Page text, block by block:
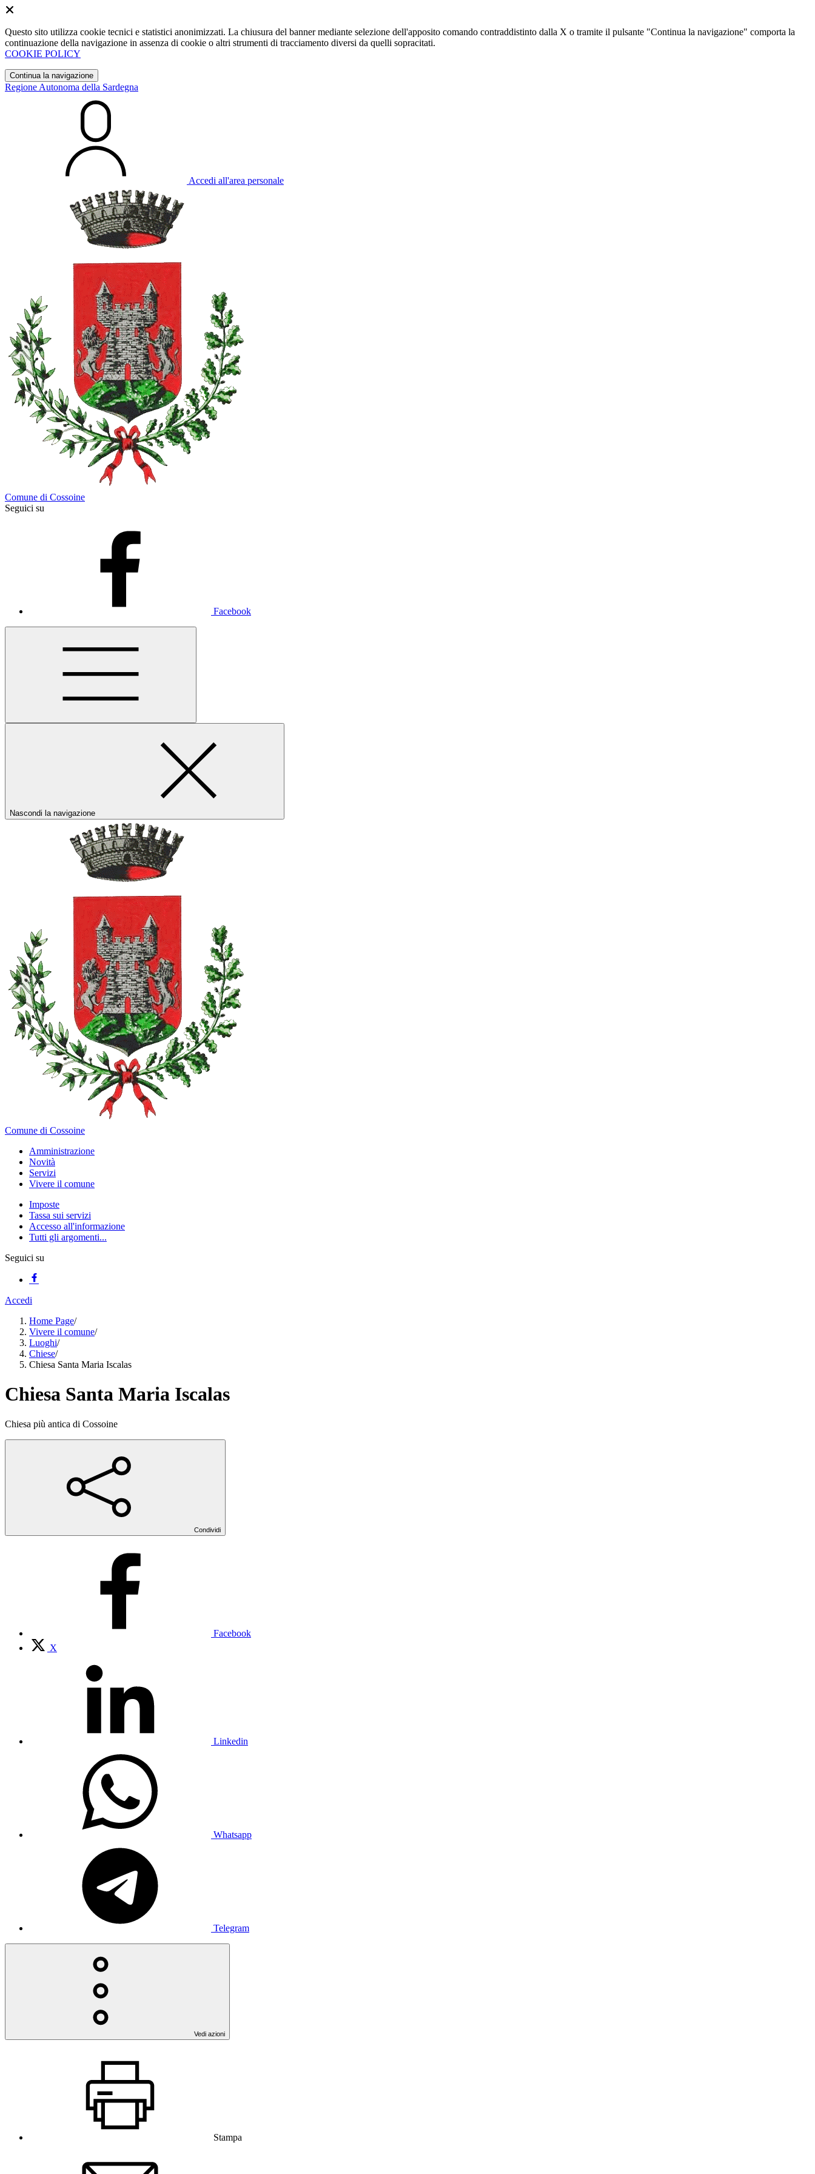
Questo sito utilizza cookie tecnici e statistici anonimizzati. La chiusura del banner mediante selezione dell'apposito comando contraddistinto dalla X o tramite il pulsante "Continua la navigazione" comporta la
continuazione della navigazione in assenza di cookie o altri strumenti di tracciamento diversi da quelli sopracitati.
COOKIE POLICY
Continua la navigazione
Regione Autonoma della Sardegna
Accedi all'area personale
Comune di Cossoine
Seguici su
Facebook
Nascondi la navigazione
Comune di Cossoine
Amministrazione
Novità
Servizi
Vivere il comune
Imposte
Tassa sui servizi
Accesso all'informazione
Tutti gli argomenti...
Seguici su
Accedi
Home Page/
Vivere il comune/
Luoghi/
Chiese/
Chiesa Santa Maria Iscalas
Chiesa Santa Maria Iscalas
Chiesa più antica di Cossoine
Condividi
Facebook
X
Linkedin
Whatsapp
Telegram
Vedi azioni
Stampa